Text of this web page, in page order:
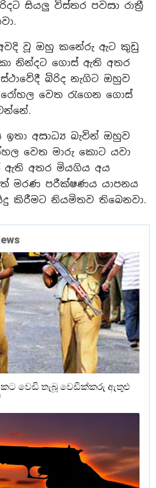
සියලු විස්තර පවසා රාත්‍රී
වූ ඔහු කනේරු ඇට කුඩු
නින්දට ගොස් ඇති අතර
බිරිද නැගිට ඔහුව
වෙත රැගෙන ගොස්
අසාධ්‍ය බැවින් ඔහුව
වෙත මාරු කොට යවා
අතර මියගිය අය
මරණ පරීක්ෂණය යාපනය
කිරීමට නියමිතව තිබෙනවා.
වෙඩි තැබූ වෙඩික්කරු ඇතුළු